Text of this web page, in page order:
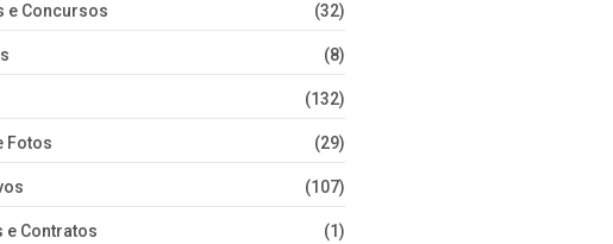
e Concursos (32)
(8)
(132)
Fotos (29)
(107)
e Contratos (1)